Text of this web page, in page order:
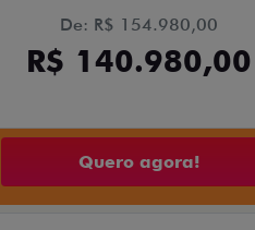
De: R$ 154.980,00
R$ 140.980,00
Quero agora!